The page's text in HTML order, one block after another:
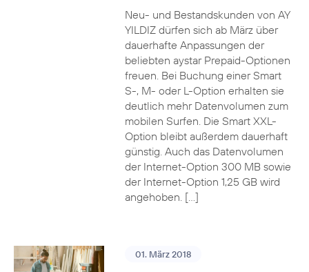
Neu- und Bestandskunden von AY
YILDIZ dürfen sich ab März über
dauerhafte Anpassungen der
beliebten aystar Prepaid-Optionen
freuen. Bei Buchung einer Smart
S-, M- oder L-Option erhalten sie
deutlich mehr Datenvolumen zum
mobilen Surfen. Die Smart XXL-
Option bleibt außerdem dauerhaft
günstig. Auch das Datenvolumen
der Internet-Option 300 MB sowie
der Internet-Option 1,25 GB wird
angehoben. […]
01. März 2018